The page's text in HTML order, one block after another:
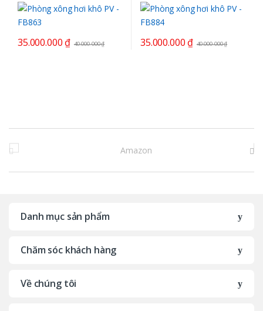
35.000.000 ₫ 40.000.000₫ 35.000.000 ₫ 40.000.000₫
Danh mục sản phẩm
Chăm sóc khách hàng
Về chúng tôi